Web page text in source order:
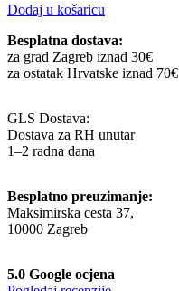
Dodaj u košaricu
Besplatna dostava:
za grad Zagreb iznad 30€
za ostatak Hrvatske iznad 70€
GLS Dostava:
Dostava za RH unutar
1–2 radna dana
Besplatno preuzimanje:
Maksimirska cesta 37,
10000 Zagreb
5.0 Google ocjena